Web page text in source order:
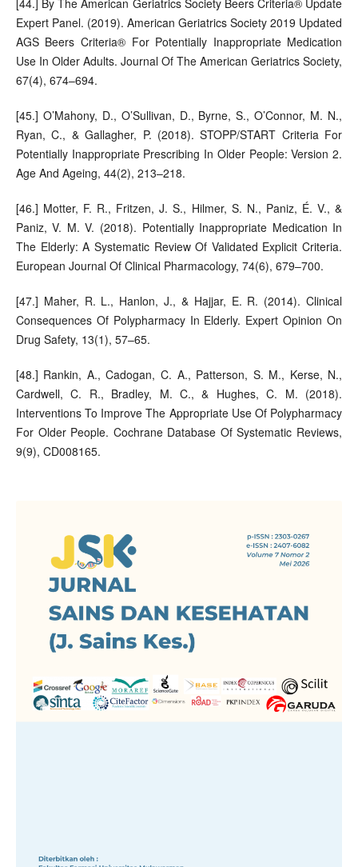
Expert Panel. (2019). American Geriatrics Society 2019 Updated
AGS Beers Criteria® For Potentially Inappropriate Medication
Use In Older Adults. Journal Of The American Geriatrics Society,
67(4), 674–694.
[45.] O’Mahony, D., O’Sullivan, D., Byrne, S., O’Connor, M. N.,
Ryan, C., & Gallagher, P. (2018). STOPP/START Criteria For
Potentially Inappropriate Prescribing In Older People: Version 2.
Age And Ageing, 44(2), 213–218.
[46.] Motter, F. R., Fritzen, J. S., Hilmer, S. N., Paniz, É. V., &
Paniz, V. M. V. (2018). Potentially Inappropriate Medication In
The Elderly: A Systematic Review Of Validated Explicit Criteria.
European Journal Of Clinical Pharmacology, 74(6), 679–700.
[47.] Maher, R. L., Hanlon, J., & Hajjar, E. R. (2014). Clinical
Consequences Of Polypharmacy In Elderly. Expert Opinion On
Drug Safety, 13(1), 57–65.
[48.] Rankin, A., Cadogan, C. A., Patterson, S. M., Kerse, N.,
Cardwell, C. R., Bradley, M. C., & Hughes, C. M. (2018).
Interventions To Improve The Appropriate Use Of Polypharmacy
For Older People. Cochrane Database Of Systematic Reviews,
9(9), CD008165.